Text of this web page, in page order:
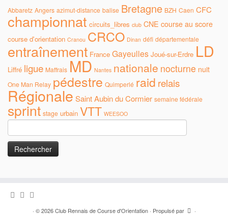
Abbaretz Angers azimut-distance balise Bretagne BZH Caen CFC
championnat circuits_libres club CNE course au score
course d'orientation Cranou CRCO Dinan défi départementale
entraînement France Gayeulles Joué-sur-Erdre LD
Liffré ligue Maffrais MD Nantes nationale nocturne nuit
One Man Relay pédestre Quimperlé raid relais
Régionale Saint Aubin du Cormier semaine fédérale
sprint stage urbain VTT WEESOO
Rechercher :
· © 2026 Club Rennais de Course d'Orientation· Propulsé par ·